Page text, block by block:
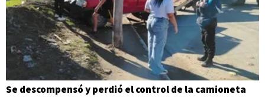
Se descompensó y perdió el control de la camioneta